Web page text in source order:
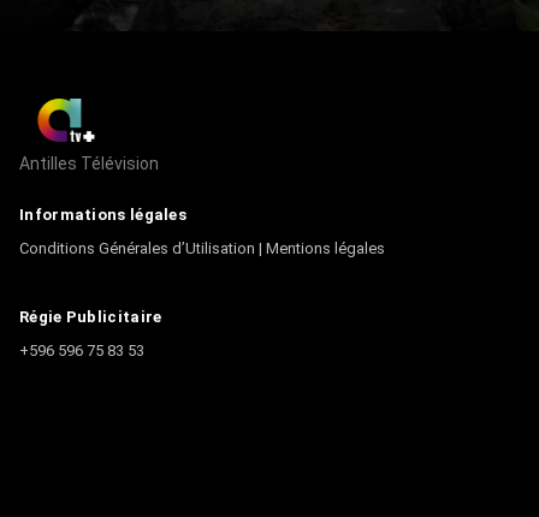
Antilles Télévision
Informations légales
Conditions Générales d’Utilisation | Mentions légales
Régie Publicitaire
+596 596 75 83 53